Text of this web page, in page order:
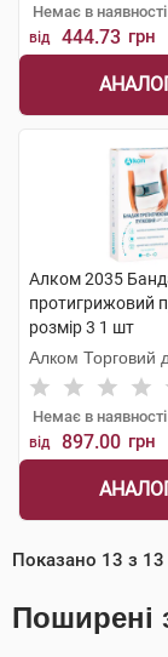
Немає в наявності
від 444.73 грн
Алком 2035
протигрижовий
розмір 3 1 шт
Алком Торговий
Немає в наявності
від 897.00 грн
Показано 13 з 13
Поширені